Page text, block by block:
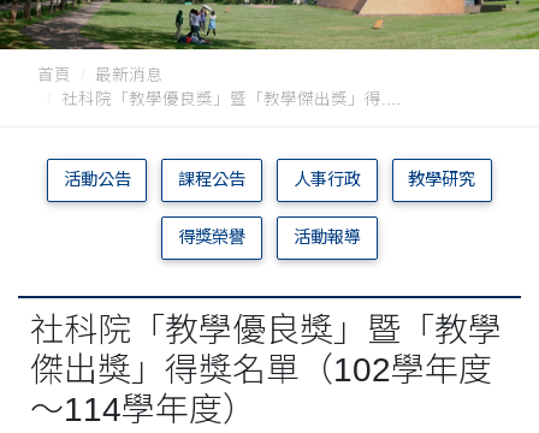
首頁
最新消息
社科院「教學優良獎」暨「教學傑出獎」得....
活動公告 課程公告 人事行政 教學研究
得獎榮譽 活動報導
社科院「教學優良獎」暨「教學
傑出獎」得獎名單（102學年度
～114學年度）